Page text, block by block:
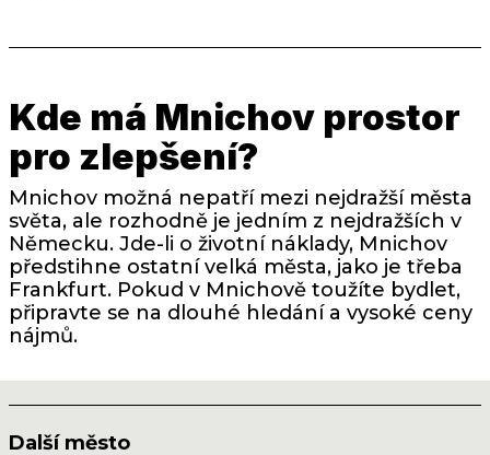
Kde má Mnichov prostor
pro zlepšení?
Mnichov možná nepatří mezi nejdražší města
světa, ale rozhodně je jedním z nejdražších v
Německu. Jde-li o životní náklady, Mnichov
předstihne ostatní velká města, jako je třeba
Frankfurt. Pokud v Mnichově toužíte bydlet,
připravte se na dlouhé hledání a vysoké ceny
nájmů.
Další město